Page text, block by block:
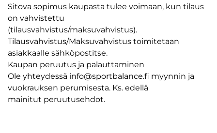
Sitova sopimus kaupasta tulee voimaan, kun tilaus
on vahvistettu
(tilausvahvistus/maksuvahvistus).
Tilausvahvistus/Maksuvahvistus toimitetaan
asiakkaalle sähköpostitse.
Kaupan peruutus ja palauttaminen
Ole yhteydessä info@sportbalance.fi myynnin ja
vuokrauksen perumisesta. Ks. edellä
mainitut peruutusehdot.